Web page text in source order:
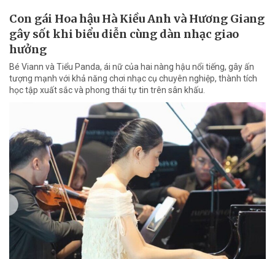
Con gái Hoa hậu Hà Kiều Anh và Hương Giang
gây sốt khi biểu diễn cùng dàn nhạc giao
hưởng
Bé Viann và Tiểu Panda, ái nữ của hai nàng hậu nổi tiếng, gây ấn
tượng mạnh với khả năng chơi nhạc cụ chuyên nghiệp, thành tích
học tập xuất sắc và phong thái tự tin trên sân khấu.